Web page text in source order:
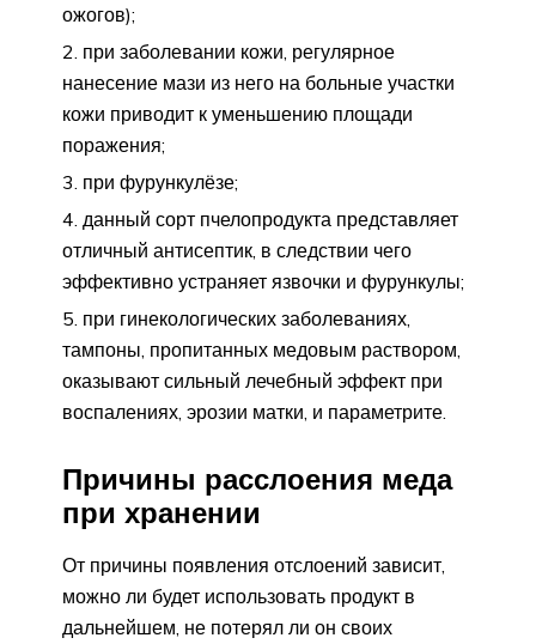
ожогов);
при заболевании кожи, регулярное
нанесение мази из него на больные участки
кожи приводит к уменьшению площади
поражения;
при фурункулёзе;
данный сорт пчелопродукта представляет
отличный антисептик, в следствии чего
эффективно устраняет язвочки и фурункулы;
при гинекологических заболеваниях,
тампоны, пропитанных медовым раствором,
оказывают сильный лечебный эффект при
воспалениях, эрозии матки, и параметрите.
Причины расслоения меда
при хранении
От причины появления отслоений зависит,
можно ли будет использовать продукт в
дальнейшем, не потерял ли он своих